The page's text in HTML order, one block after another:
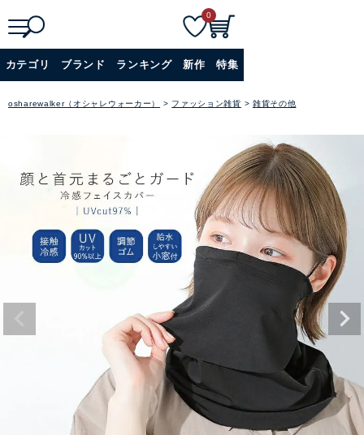
詳細検索
0
カテゴリ ブランド ランキング 新作 特集
osharewalker（オシャレウォーカー） ファッション雑貨 雑貨その他